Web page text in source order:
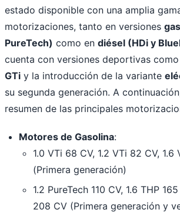
estado disponible con una amplia
motorizaciones, tanto en versiones
PureTech) como en diésel (HDi y
cuenta con versiones deportivas
GTi y la introducción de la variante
su segunda generación. A
resumen de las principales
Motores de Gasolina:
1.0 VTi 68 CV, 1.2 VTi 82 CV, 1.6
(Primera generación)
1.2 PureTech 110 CV, 1.6 THP
208 CV (Primera generación y